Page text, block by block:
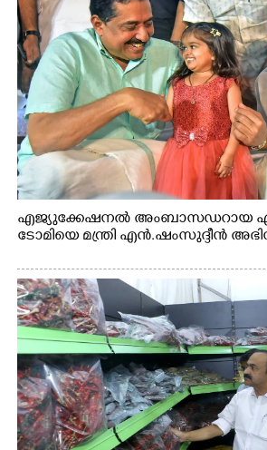
എജ്യുക്കേഷനൽ അംബാസഡറായ
ടോമിയെ മന്ത്രി എൻ.ഷംസുദ്ദീൻ